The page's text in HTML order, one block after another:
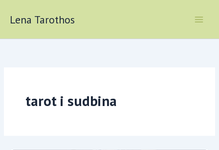
Lena Tarothos
tarot i sudbina